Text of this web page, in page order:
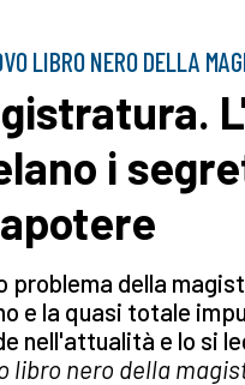
LIBRO NERO DELLA
i
problema della
e la quasi totale
nell'attualità e lo si
libro nero della